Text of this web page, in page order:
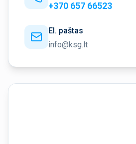
+370 657 66523
El. paštas
info@ksg.lt